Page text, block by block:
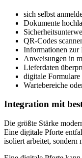
sich selbst
Dokumente
QR-Codes
Informationen zur
Anweisungen in
Lieferdaten
digitale Formulare
Wartebereiche
Integration mit
Die größte Stärke
Eine digitale Pforte
isoliert arbeitet, sondern